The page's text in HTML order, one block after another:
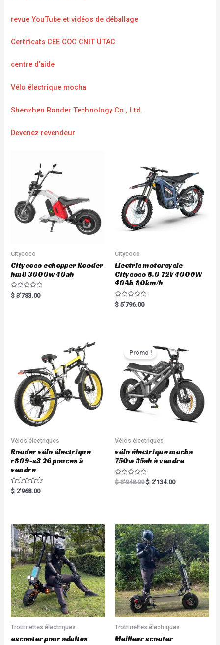
revue YouTube et vidéos de déballage
Certificats CEE COC CNIT UTAC
centre d’aide
Vélo électrique mocha
Shenzhen Rooder Technology Co., Ltd.
Devenez revendeur
Citycoco
Citycoco echopper Rooder
hm8 3000w 40ah
R
a
$ 3'783.00
Citycoco
Electric motorcycle
Citycoco 8.0 72V 4000W
40Ah 80km/h
R
a
$ 5'796.00
Vélos électriques
Rooder vélo électrique
r809-s3 26 pouces à
vendre
R
a
o
u
t
o
f
5
$ 2'968.00
Promo !
Vélos électriques
vélo électrique mocha
750w 35ah à vendre
R
a
t
o
f
5
$3'048.00 $ 2'134.00
Trottinettes électriques
escooter pour adultes
Trottinettes électriques
Meilleur scooter